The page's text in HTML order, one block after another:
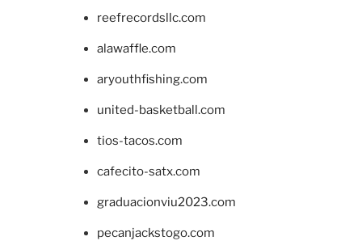
reefrecordsllc.com
alawaffle.com
aryouthfishing.com
united-basketball.com
tios-tacos.com
cafecito-satx.com
graduacionviu2023.com
pecanjackstogo.com